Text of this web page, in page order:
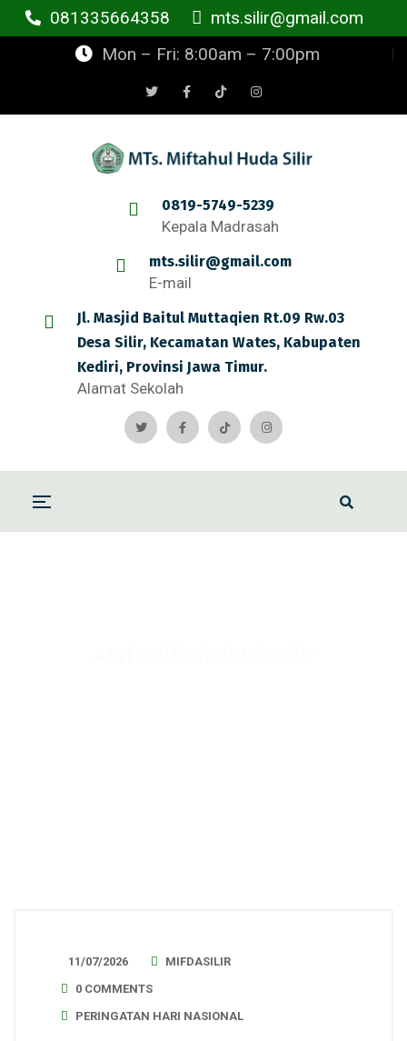
081335664358
mts.silir@gmail.com
Mon – Fri: 8:00am – 7:00pm
0819-5749-5239
Kepala Madrasah
mts.silir@gmail.com
E-mail
Jl. Masjid Baitul Muttaqien Rt.09 Rw.03
Desa Silir, Kecamatan Wates, Kabupaten
Kediri, Provinsi Jawa Timur.
Alamat Sekolah
11/07/2026
MIFDASILIR
0 COMMENTS
PERINGATAN HARI NASIONAL